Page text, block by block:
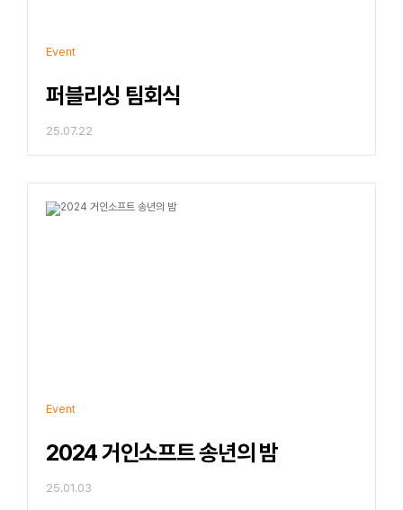
Event
퍼블리싱 팀회식
25.07.22
Event
2024 거인소프트 송년의 밤
25.01.03